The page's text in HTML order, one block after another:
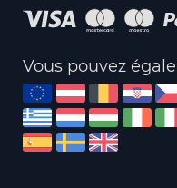
Vous pouvez